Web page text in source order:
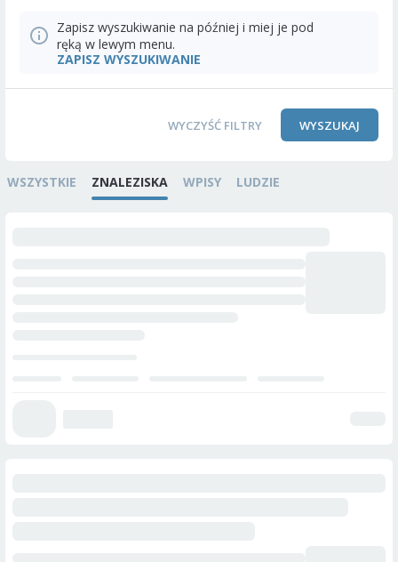
Zapisz wyszukiwanie na później i miej je pod
ręką w lewym menu.
ZAPISZ WYSZUKIWANIE
WYCZYŚĆ FILTRY WYSZUKAJ
WSZYSTKIE ZNALEZISKA WPISY LUDZIE